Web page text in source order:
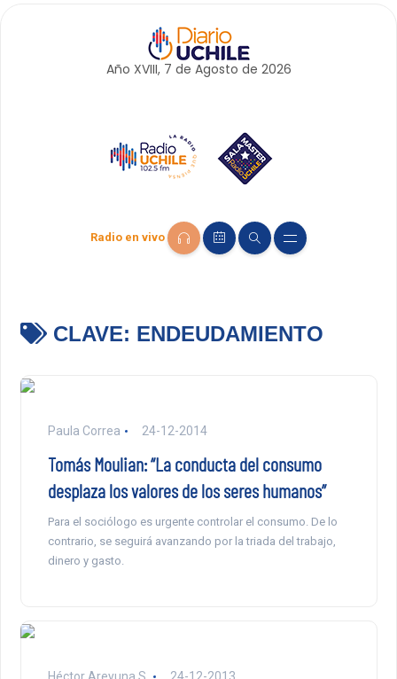
Año XVIII, 7 de Agosto de 2026
Radio en vivo
CLAVE: ENDEUDAMIENTO
Paula Correa 24-12-2014
Tomás Moulian: “La conducta del consumo
desplaza los valores de los seres humanos”
Para el sociólogo es urgente controlar el consumo. De lo
contrario, se seguirá avanzando por la triada del trabajo,
dinero y gasto.